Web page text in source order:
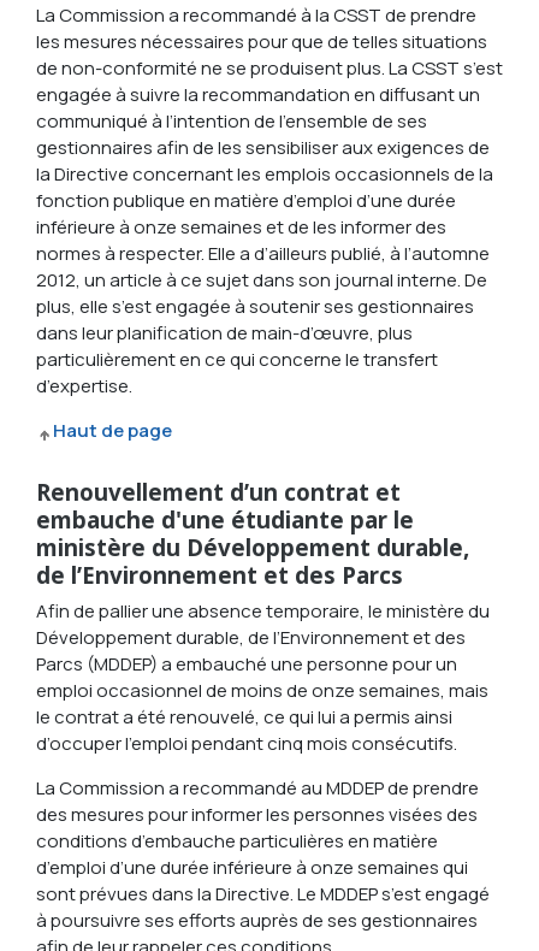
La Commission a recommandé à la CSST de prendre
les mesures nécessaires pour que de telles situations
de non-conformité ne se produisent plus. La CSST s’est
engagée à suivre la recommandation en diffusant un
communiqué à l’intention de l’ensemble de ses
gestionnaires afin de les sensibiliser aux exigences de
la Directive concernant les emplois occasionnels de la
fonction publique en matière d’emploi d’une durée
inférieure à onze semaines et de les informer des
normes à respecter. Elle a d’ailleurs publié, à l’automne
2012, un article à ce sujet dans son journal interne. De
plus, elle s’est engagée à soutenir ses gestionnaires
dans leur planification de main-d’œuvre, plus
particulièrement en ce qui concerne le transfert
d’expertise.
Haut de page
Renouvellement d’un contrat et
embauche d'une étudiante par le
ministère du Développement durable,
de l’Environnement et des Parcs
Afin de pallier une absence temporaire, le ministère du
Développement durable, de l’Environnement et des
Parcs (MDDEP) a embauché une personne pour un
emploi occasionnel de moins de onze semaines, mais
le contrat a été renouvelé, ce qui lui a permis ainsi
d’occuper l’emploi pendant cinq mois consécutifs.
La Commission a recommandé au MDDEP de prendre
des mesures pour informer les personnes visées des
conditions d’embauche particulières en matière
d’emploi d’une durée inférieure à onze semaines qui
sont prévues dans la Directive. Le MDDEP s’est engagé
à poursuivre ses efforts auprès de ses gestionnaires